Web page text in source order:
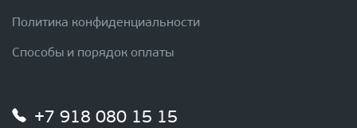
Политика конфиденциальности
Способы и порядок оплаты
+7 918 080 15 15